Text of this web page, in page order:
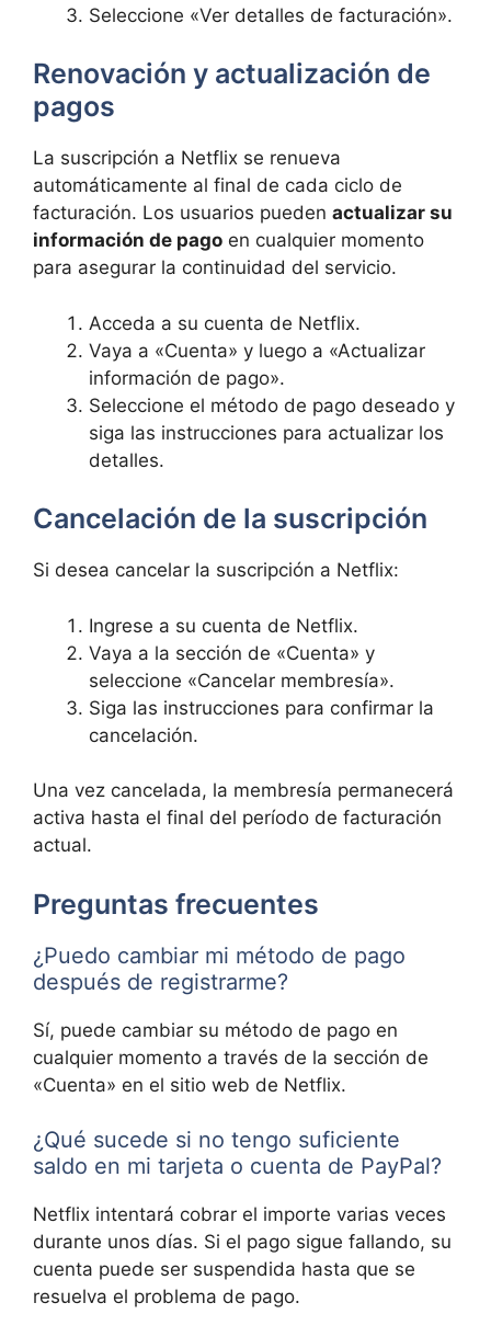
Seleccione «Ver detalles de facturación».
Renovación y actualización de
pagos
La suscripción a Netflix se renueva
automáticamente al final de cada ciclo de
facturación. Los usuarios pueden actualizar su
información de pago en cualquier momento
para asegurar la continuidad del servicio.
Acceda a su cuenta de Netflix.
Vaya a «Cuenta» y luego a «Actualizar
información de pago».
Seleccione el método de pago deseado y
siga las instrucciones para actualizar los
detalles.
Cancelación de la suscripción
Si desea cancelar la suscripción a Netflix:
Ingrese a su cuenta de Netflix.
Vaya a la sección de «Cuenta» y
seleccione «Cancelar membresía».
Siga las instrucciones para confirmar la
cancelación.
Una vez cancelada, la membresía permanecerá
activa hasta el final del período de facturación
actual.
Preguntas frecuentes
¿Puedo cambiar mi método de pago
después de registrarme?
Sí, puede cambiar su método de pago en
cualquier momento a través de la sección de
«Cuenta» en el sitio web de Netflix.
¿Qué sucede si no tengo suficiente
saldo en mi tarjeta o cuenta de PayPal?
Netflix intentará cobrar el importe varias veces
durante unos días. Si el pago sigue fallando, su
cuenta puede ser suspendida hasta que se
resuelva el problema de pago.